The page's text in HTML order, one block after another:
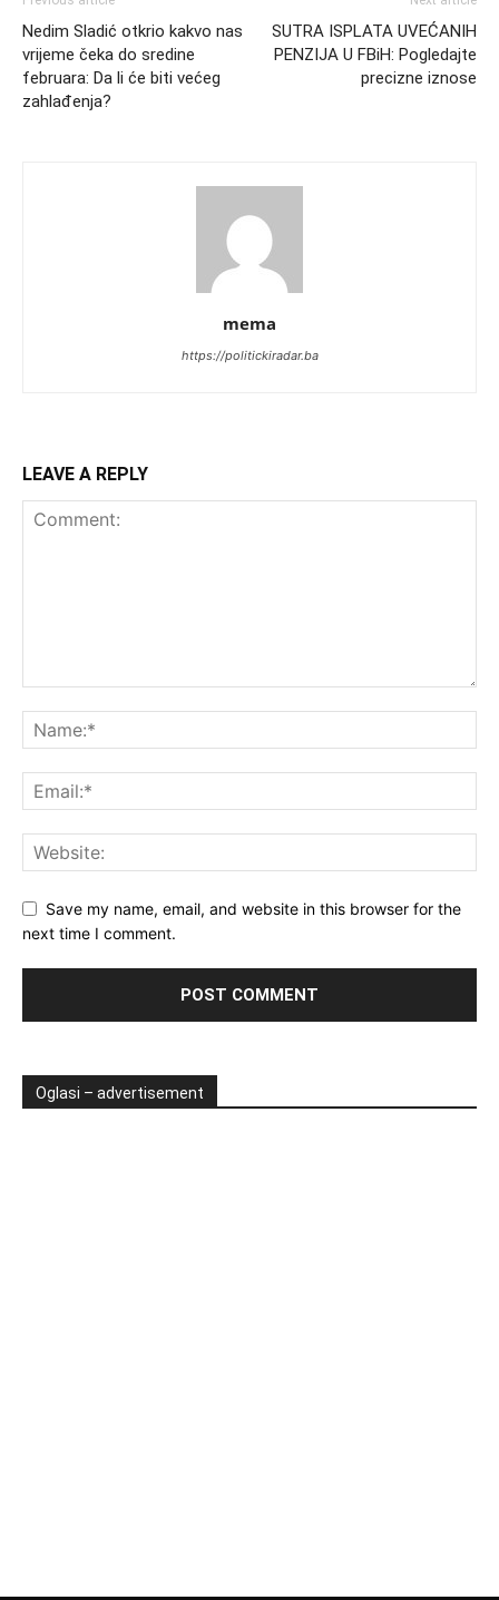
Nedim Sladić otkrio kakvo nas
vrijeme čeka do sredine
februara: Da li će biti većeg
zahlađenja?
SUTRA ISPLATA UVEĆANIH
PENZIJA U FBiH: Pogledajte
precizne iznose
mema
https://politickiradar.ba
LEAVE A REPLY
Save my name, email, and website in this browser for the
next time I comment.
Oglasi – advertisement